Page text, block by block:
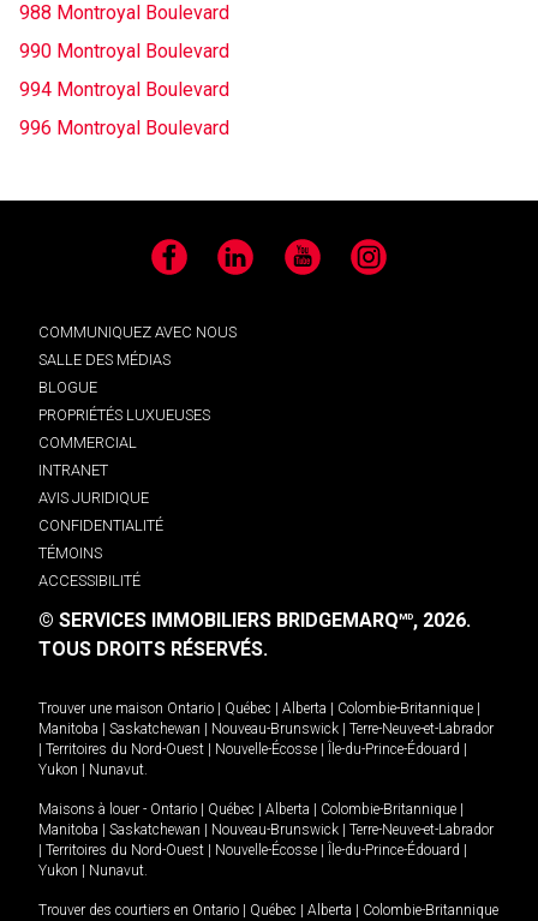
988 Montroyal Boulevard
990 Montroyal Boulevard
994 Montroyal Boulevard
996 Montroyal Boulevard
Facebook LinkedIn YouTube Instagram
COMMUNIQUEZ AVEC NOUS
SALLE DES MÉDIAS
BLOGUE
PROPRIÉTÉS LUXUEUSES
COMMERCIAL
INTRANET
AVIS JURIDIQUE
CONFIDENTIALITÉ
TÉMOINS
ACCESSIBILITÉ
© SERVICES IMMOBILIERS BRIDGEMARQMD, 2026.
TOUS DROITS RÉSERVÉS.
Trouver une maison Ontario Québec Alberta Colombie-Britannique
Manitoba
Saskatchewan Nouveau-Brunswick
Terre-Neuve-et-Labrador
Territoires du Nord-Ouest Nouvelle-Écosse Île-du-Prince-Édouard
Yukon
Nunavut.
Maisons à louer - Ontario Québec Alberta Colombie-Britannique
Manitoba
Saskatchewan Nouveau-Brunswick
Terre-Neuve-et-Labrador
Territoires du Nord-Ouest Nouvelle-Écosse Île-du-Prince-Édouard
Yukon
Nunavut.
Trouver des courtiers en Ontario Québec Alberta
Colombie-Britannique